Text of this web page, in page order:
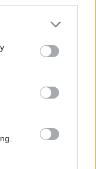
or more Google
You may click to
party tags to
in below Google
jobb rendező,
elején sem
Bereményit, a
meg: mitől volt
hogy ezt
Kossuth Lajos
nem volt divat a
szorult volna.
a legnagyobb